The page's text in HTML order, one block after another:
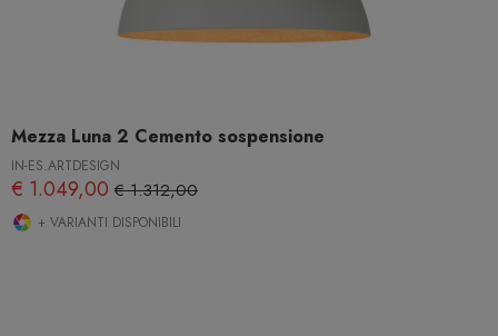
Mezza Luna 2 Cemento sospensione
IN-ES.ARTDESIGN
€ 1.049,00 € 1.312,00
+ VARIANTI DISPONIBILI